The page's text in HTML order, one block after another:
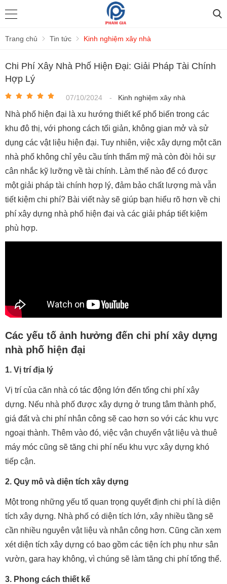
Trang chủ Tin tức Kinh nghiệm xây nhà
Chi Phí Xây Nhà Phố Hiện Đại: Giải Pháp Tài Chính
Hợp Lý
07/10/2024 - Kinh nghiệm xây nhà
Nhà phố hiện đại là xu hướng thiết kế phổ biến trong các
khu đô thị, với phong cách tối giản, không gian mở và sử
dụng các vật liệu hiện đại. Tuy nhiên, việc xây dựng một căn
nhà phố không chỉ yêu cầu tính thẩm mỹ mà còn đòi hỏi sự
cân nhắc kỹ lưỡng về tài chính. Làm thế nào để có được
một giải pháp tài chính hợp lý, đảm bảo chất lượng mà vẫn
tiết kiệm chi phí? Bài viết này sẽ giúp bạn hiểu rõ hơn về chi
phí xây dựng nhà phố hiện đại và các giải pháp tiết kiệm
phù hợp.
Các yếu tố ảnh hưởng đến chi phí xây dựng
nhà phố hiện đại
1. Vị trí địa lý
Vị trí của căn nhà có tác động lớn đến tổng chi phí xây
dựng. Nếu nhà phố được xây dựng ở trung tâm thành phố,
giá đất và chi phí nhân công sẽ cao hơn so với các khu vực
ngoại thành. Thêm vào đó, việc vận chuyển vật liệu và thuê
máy móc cũng sẽ tăng chi phí nếu khu vực xây dựng khó
tiếp cận.
2. Quy mô và diện tích xây dựng
Một trong những yếu tố quan trọng quyết định chi phí là diện
tích xây dựng. Nhà phố có diện tích lớn, xây nhiều tầng sẽ
cần nhiều nguyên vật liệu và nhân công hơn. Cũng cần xem
xét diện tích xây dựng có bao gồm các tiện ích phụ như sân
vườn, gara hay không, vì chúng sẽ làm tăng chi phí tổng thể.
3. Phong cách thiết kế